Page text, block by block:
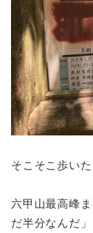
そこそこ歩い
六甲山最高峰
だ半分なんだ